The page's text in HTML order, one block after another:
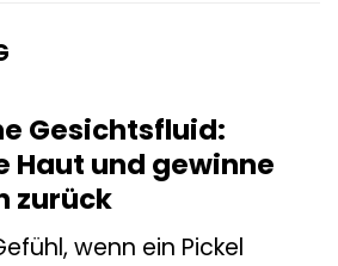
Gesichtsfluid:
Haut und gewinne
zurück
wenn ein Pickel